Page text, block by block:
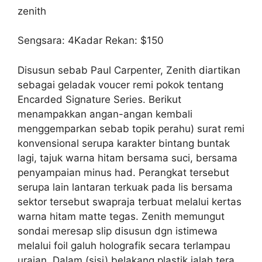
zenith
Sengsara: 4Kadar Rekan: $150
Disusun sebab Paul Carpenter, Zenith diartikan
sebagai geladak voucer remi pokok tentang
Encarded Signature Series. Berikut
menampakkan angan-angan kembali
menggemparkan sebab topik perahu) surat remi
konvensional serupa karakter bintang buntak
lagi, tajuk warna hitam bersama suci, bersama
penyampaian minus had. Perangkat tersebut
serupa lain lantaran terkuak pada lis bersama
sektor tersebut swapraja terbuat melalui kertas
warna hitam matte tegas. Zenith memungut
sondai meresap slip disusun dgn istimewa
melalui foil galuh holografik secara terlampau